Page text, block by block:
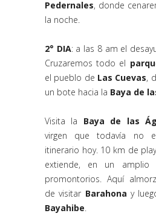
Pedernales, donde
la noche.
2° DIA: a las 8 am el
Cruzaremos todo el
el pueblo de Las Cuevas,
un bote hacia la Baya de
Visita la Baya de las
virgen que todavía no
itinerario hoy. 10 km de
extiende, en un amplio
promontorios. Aquí
de visitar Barahona y
Bayahibe